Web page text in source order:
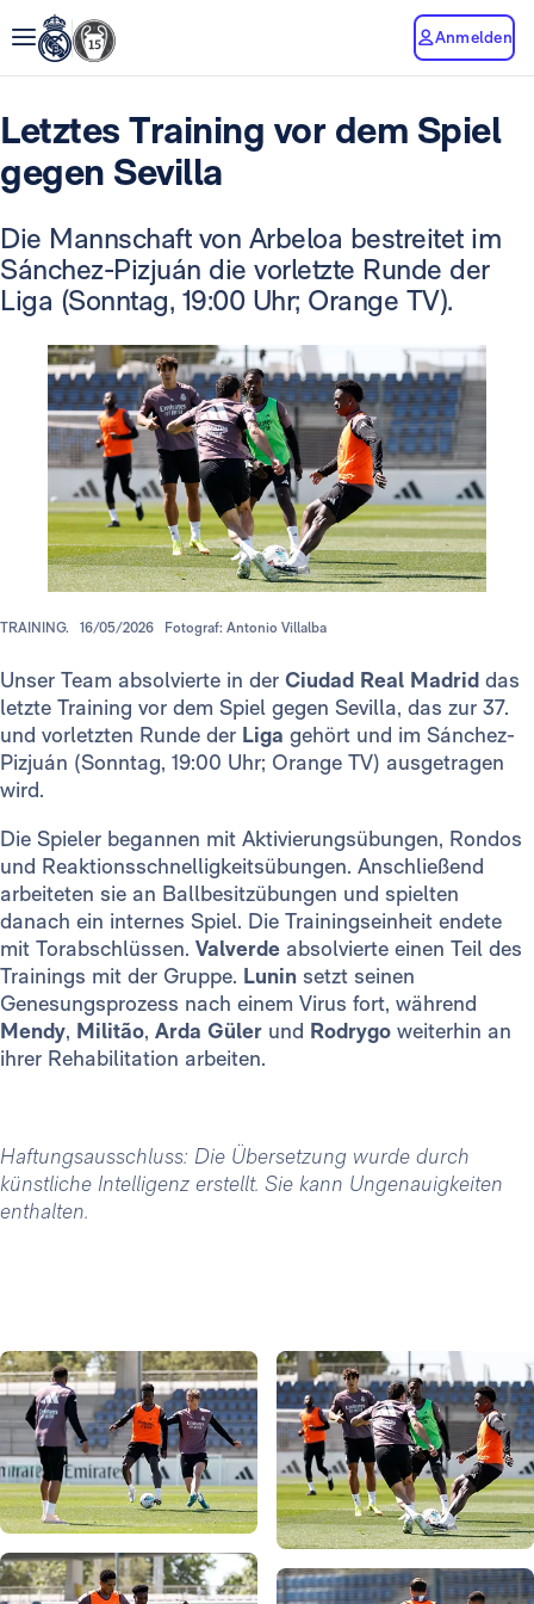
Anmelden
Letztes Training vor dem Spiel
gegen Sevilla
Die Mannschaft von Arbeloa bestreitet im
Sánchez-Pizjuán die vorletzte Runde der
Liga (Sonntag, 19:00 Uhr; Orange TV).
TRAINING. 16/05/2026 Fotograf: Antonio Villalba
Unser Team absolvierte in der Ciudad Real Madrid das
letzte Training vor dem Spiel gegen Sevilla, das zur 37.
und vorletzten Runde der Liga gehört und im Sánchez-
Pizjuán (Sonntag, 19:00 Uhr; Orange TV) ausgetragen
wird.
Die Spieler begannen mit Aktivierungsübungen, Rondos
und Reaktionsschnelligkeitsübungen. Anschließend
arbeiteten sie an Ballbesitzübungen und spielten
danach ein internes Spiel. Die Trainingseinheit endete
mit Torabschlüssen. Valverde absolvierte einen Teil des
Trainings mit der Gruppe. Lunin setzt seinen
Genesungsprozess nach einem Virus fort, während
Mendy, Militão, Arda Güler und Rodrygo weiterhin an
ihrer Rehabilitation arbeiten.
Haftungsausschluss: Die Übersetzung wurde durch
künstliche Intelligenz erstellt. Sie kann Ungenauigkeiten
enthalten.